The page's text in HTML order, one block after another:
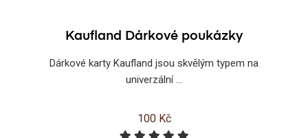
Kaufland Dárkové poukázky
Dárkové karty Kaufland jsou skvělým typem na
univerzální ...
100 Kč